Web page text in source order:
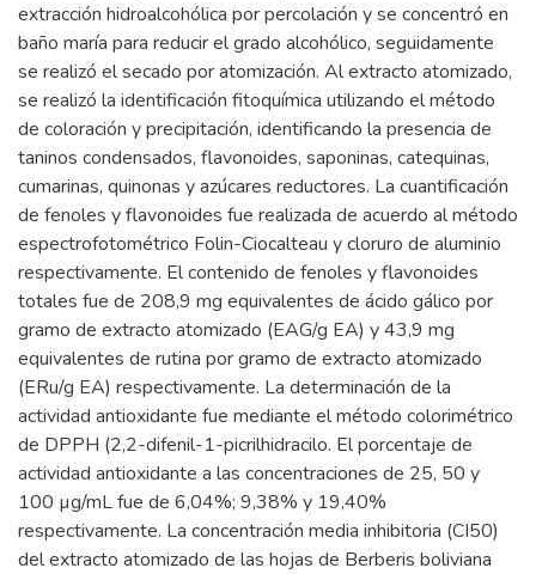
extracción hidroalcohólica por percolación y se concentró en
baño maría para reducir el grado alcohólico, seguidamente
se realizó el secado por atomización. Al extracto atomizado,
se realizó la identificación fitoquímica utilizando el método
de coloración y precipitación, identificando la presencia de
taninos condensados, flavonoides, saponinas, catequinas,
cumarinas, quinonas y azúcares reductores. La cuantificación
de fenoles y flavonoides fue realizada de acuerdo al método
espectrofotométrico Folin-Ciocalteau y cloruro de aluminio
respectivamente. El contenido de fenoles y flavonoides
totales fue de 208,9 mg equivalentes de ácido gálico por
gramo de extracto atomizado (EAG/g EA) y 43,9 mg
equivalentes de rutina por gramo de extracto atomizado
(ERu/g EA) respectivamente. La determinación de la
actividad antioxidante fue mediante el método colorimétrico
de DPPH (2,2-difenil-1-picrilhidracilo. El porcentaje de
actividad antioxidante a las concentraciones de 25, 50 y
100 µg/mL fue de 6,04%; 9,38% y 19,40%
respectivamente. La concentración media inhibitoria (CI50)
del extracto atomizado de las hojas de Berberis boliviana